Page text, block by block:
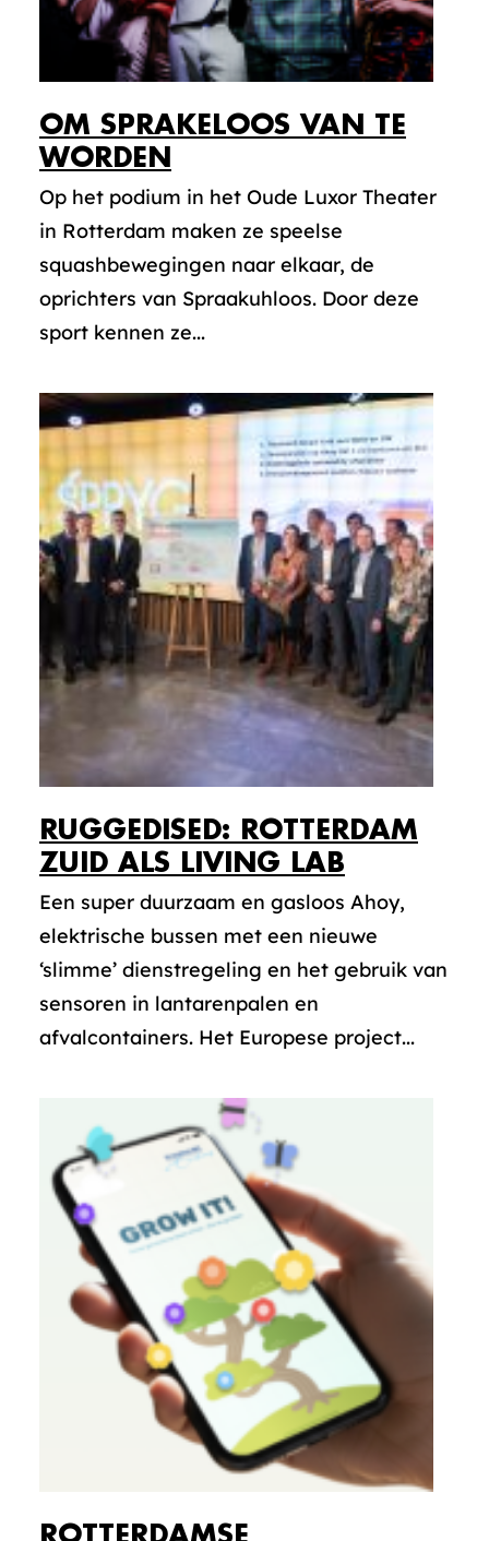
OM SPRAKELOOS VAN TE
WORDEN
Op het podium in het Oude Luxor Theater
in Rotterdam maken ze speelse
squashbewegingen naar elkaar, de
oprichters van Spraakuhloos. Door deze
sport kennen ze...
RUGGEDISED: ROTTERDAM
ZUID ALS LIVING LAB
Een super duurzaam en gasloos Ahoy,
elektrische bussen met een nieuwe
‘slimme’ dienstregeling en het gebruik van
sensoren in lantarenpalen en
afvalcontainers. Het Europese project...
ROTTERDAMSE